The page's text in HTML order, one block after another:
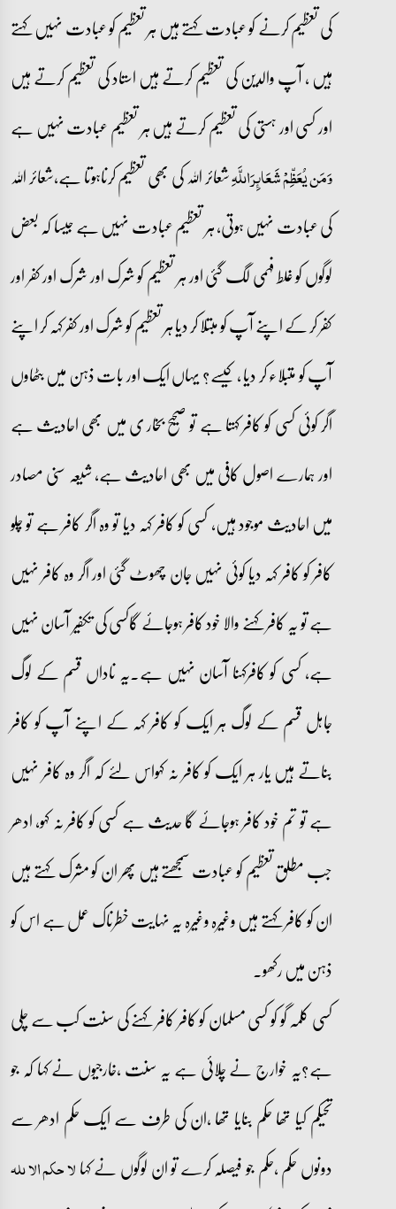
کی تعظیم کرنے کو عبادت کہتے ہیں ہر تعظیم کو عبادت نہیں کہتے
ہیں ، آپ والدین کی تعظیم کرتے ہیں استاد کی تعظیم کرتے ہیں
اور کسی اور ہستی کی تعظیم کرتے ہیں ہر تعظیم عبادت نہیں ہے
وَمَن يُعَظِّمْ شَعَائِرَاللَّهِشعائر اللہ کی بھی تعظیم کرناہوتا ہے،شعائر اللہ
کی عبادت نہیں ہوتی، ہر تعظیم عبادت نہیں ہے جیسا کہ بعض
لوگوں کو غلط فہمی لگ گئی اور ہر تعظیم کو شرک اور شرک اور کفر اور
کفر کر کے اپنے آپ کو مبتلا کر دیا ہر تعظیم کو شرک اور کفر کہہ کر اپنے
آپ کو متبلاء کر دیا ، کیسے؟ یہاں ایک اور بات ذہن میں بٹھاوں
اگر کوئی کسی کو کافر کہتا ہے تو صحیح بخار ی میں بھی احادیث ہے
اور ہمارے اصول کافی میں بھی احادیث ہے، شیعہ سنی مصادر
میں احادیث موجود ہیں، کسی کو کافر کہہ دیا تو وہ اگر کافر ہے تو چلو
کافر کو کافر کہہ دیا کوئی نہیں جان چھوٹ گئی اور اگر وہ کافر نہیں
ہے تو یہ کافر کہنے والا خود کافر ہوجائے گاکسی کی تکفیر آسان نہیں
ہے، کسی کو کافرکہنا آسان نہیں ہے۔یہ ناداں قسم کے لوگ
جاہل قسم کے لوگ ہر ایک کو کافر کہہ کے اپنے آپ کو کافر
بناتے ہیں یار ہر ایک کو کافر نہ کہواس لئے کہ اگر وہ کافر نہیں
ہے تو تم خود کافر ہوجائے گا حدیث ہے کسی کو کافر نہ کہو، ادھر
جب مطلق تعظیم کو عبادت سمجھتے ہیں پھر ان کو مشرک کہتے ہیں
ان کو کافر کہتے ہیں وغیرہ وغیرہ یہ نہایت خطرناک عمل ہے اس کو
ذہن میں رکھو۔
کسی کلمہ گو کو کسی مسلمان کو کافر کافر کہنے کی سنت کب سے چلی
ہے؟یہ خوارج نے چلائی ہے یہ سنت ،خارجیوں نے کہا کہ جو
تحیکم کیا تھا حکم بنایا تھا ،ان کی طرف سے ایک حکم ادھر سے
دونوں حکم ،حکم جو فیصلہ کرے تو ان لوگوں نے کہالا حکم الا للہ